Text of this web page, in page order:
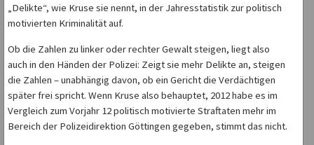
„Delikte“, wie Kruse sie nennt, in der Jahresstatistik zur politisch
motivierten Kriminalität auf.
Ob die Zahlen zu linker oder rechter Gewalt steigen, liegt also
auch in den Händen der Polizei: Zeigt sie mehr Delikte an, steigen
die Zahlen – unabhängig davon, ob ein Gericht die Verdächtigen
später frei spricht. Wenn Kruse also behauptet, 2012 habe es im
Vergleich zum Vorjahr 12 politisch motivierte Straftaten mehr im
Bereich der Polizeidirektion Göttingen gegeben, stimmt das nicht.